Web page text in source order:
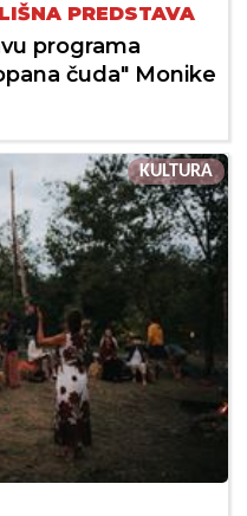
PREDSTAVA
programa
čuda" Monike
KULTURA